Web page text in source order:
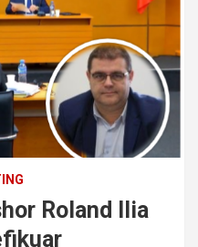
Roland Ilia